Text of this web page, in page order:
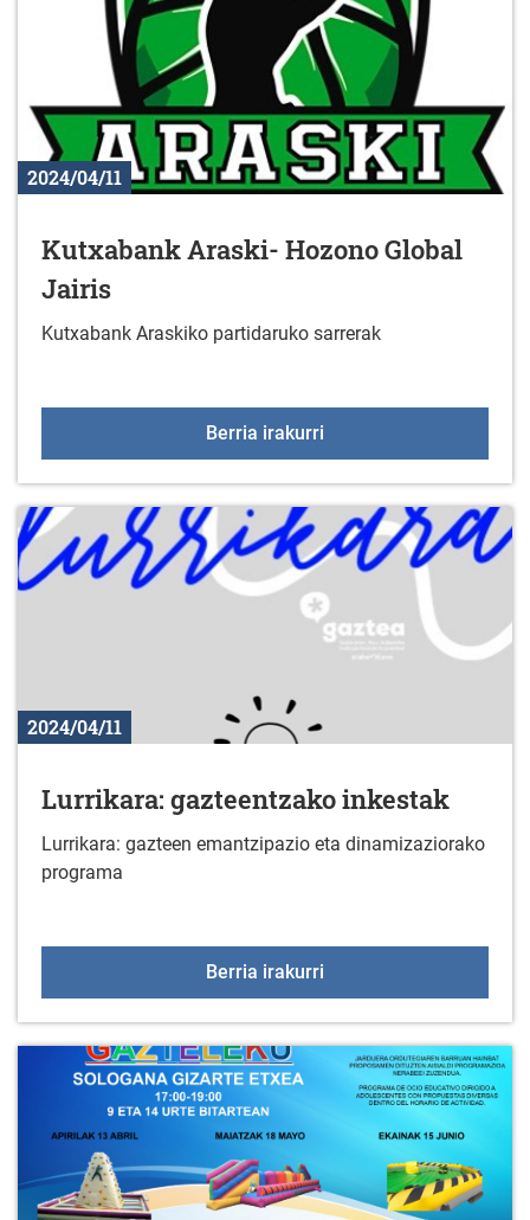
2024/04/11
Kutxabank Araski- Hozono Global
Jairis
Kutxabank Araskiko partidaruko sarrerak
Berria irakurri
2024/04/11
Lurrikara: gazteentzako inkestak
Lurrikara: gazteen emantzipazio eta dinamizaziorako
programa
Berria irakurri